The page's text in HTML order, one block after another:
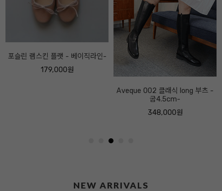
NEW ARRIVALS